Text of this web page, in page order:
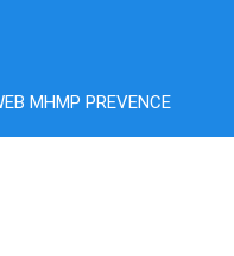
MHMP PREVENCE